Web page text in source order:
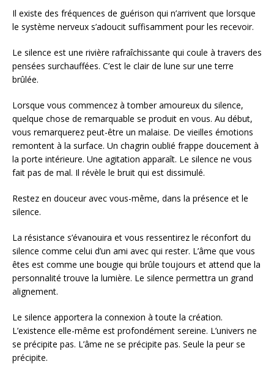
Il existe des fréquences de guérison qui n’arrivent que lorsque
le système nerveux s’adoucit suffisamment pour les recevoir.
Le silence est une rivière rafraîchissante qui coule à travers des
pensées surchauffées. C’est le clair de lune sur une terre
brûlée.
Lorsque vous commencez à tomber amoureux du silence,
quelque chose de remarquable se produit en vous. Au début,
vous remarquerez peut-être un malaise. De vieilles émotions
remontent à la surface. Un chagrin oublié frappe doucement à
la porte intérieure. Une agitation apparaît. Le silence ne vous
fait pas de mal. Il révèle le bruit qui est dissimulé.
Restez en douceur avec vous-même, dans la présence et le
silence.
La résistance s’évanouira et vous ressentirez le réconfort du
silence comme celui d’un ami avec qui rester. L’âme que vous
êtes est comme une bougie qui brûle toujours et attend que la
personnalité trouve la lumière. Le silence permettra un grand
alignement.
Le silence apportera la connexion à toute la création.
L’existence elle-même est profondément sereine. L’univers ne
se précipite pas. L’âme ne se précipite pas. Seule la peur se
précipite.